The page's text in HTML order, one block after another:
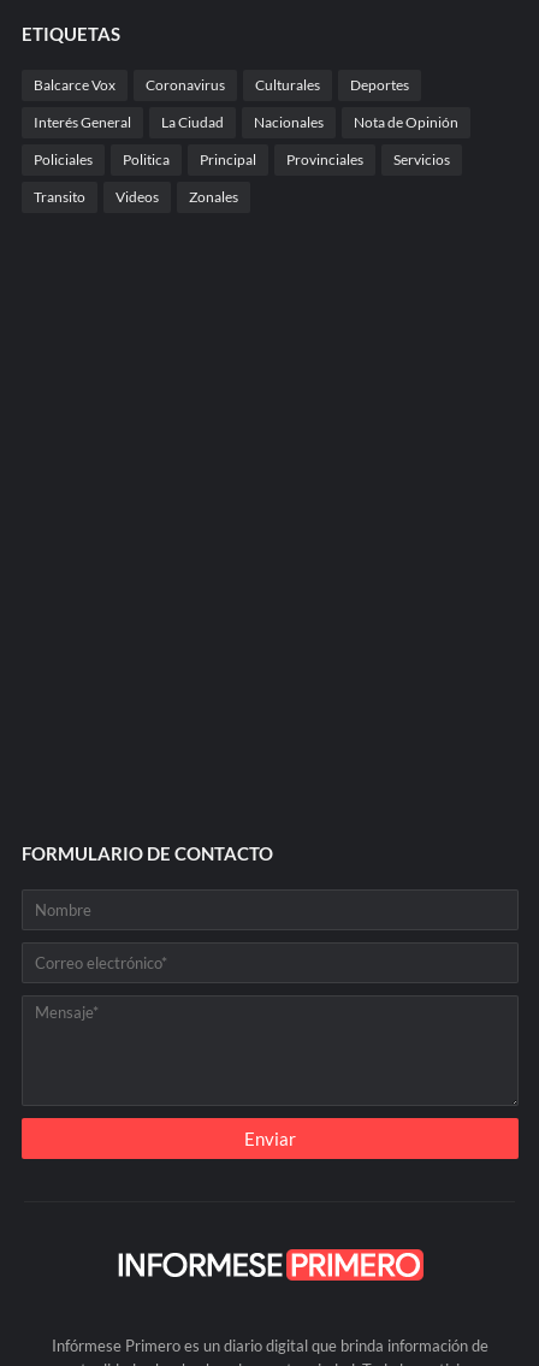
ETIQUETAS
Balcarce Vox Coronavirus Culturales Deportes
Interés General La Ciudad Nacionales Nota de Opinión
Policiales Politica Principal Provinciales Servicios
Transito Videos Zonales
FORMULARIO DE CONTACTO
Infórmese Primero es un diario digital que brinda información de